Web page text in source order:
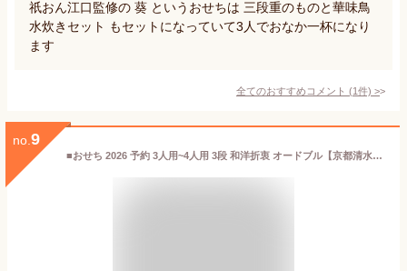
祇おん江口監修の 葵 というおせちは 三段重のものと華味鳥
水炊きセット もセットになっていて3人でおなか一杯になり
ます
全てのおすすめコメント (1件) >
no. 9
■おせち 2026 予約 3人用~4人用 3段 和洋折衷 オードブル【京都清水五条「ほった」監修 100品目おせち】お節 おせち料理 和食 洋食 中華 海鮮 お肉 海老 サーモン ハンバーグ 二段重 大人数 家族 こども 新年会 パーティー お惣菜 冷凍 直4【送料無料】